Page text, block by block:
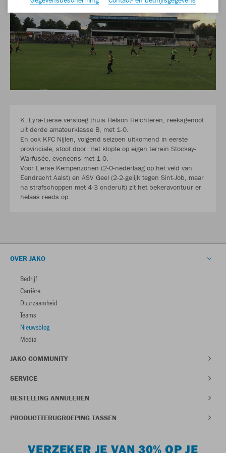
K. Lyra-Lierse versloeg thuis Helson Helchteren, reeksgenoot
uit derde amateurklasse B, met 1-0.
En ook KFC Nijlen, volgend seizoen uitkomend in eerste
provinciale, stoot door. Het klopte op eigen terrein Stockay-
Warfusée, eveneens met 1-0.
Voor Lierse Kempenzonen (2-0-nederlaag op het veld van
Eendracht Aalst) en ASV Geel (2-2-gelijk tegen Sint-Job, maar
na strafschoppen met 4-3 onderuit) zit het bekeravontuur er
helaas reeds op.
OVER JAKO
Bedrijf
Carrière
Duurzaamheid
Teams
Nieuwsblog
Media
JAKO COMMUNITY
SERVICE
BESTELLING ANNULEREN
PRODUCTTERUGROEPING TASSEN
VERZEKER JE VAN 30% OP JE